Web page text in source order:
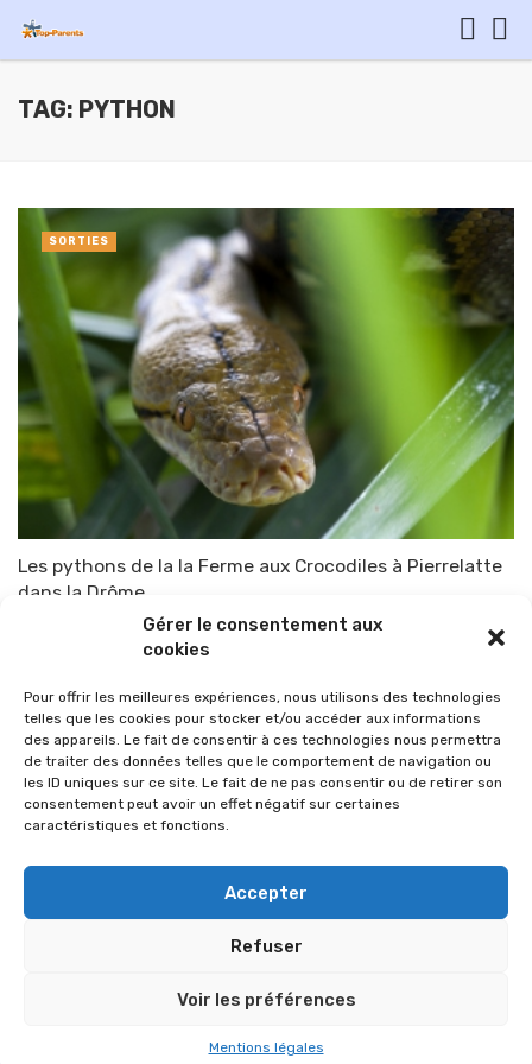
Gérer le consentement aux
cookies
Pour offrir les meilleures expériences, nous utilisons des technologies
telles que les cookies pour stocker et/ou accéder aux informations
des appareils. Le fait de consentir à ces technologies nous permettra
de traiter des données telles que le comportement de navigation ou
les ID uniques sur ce site. Le fait de ne pas consentir ou de retirer son
consentement peut avoir un effet négatif sur certaines
caractéristiques et fonctions.
Accepter
Refuser
Voir les préférences
Mentions légales
TAG: PYTHON
Les pythons de la la Ferme aux Crocodiles à Pierrelatte
dans la Drôme
TOP-PARENTS 7 avril 2015
SORTIES